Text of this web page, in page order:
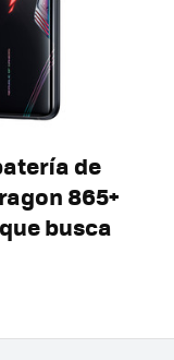
de
865+
busca